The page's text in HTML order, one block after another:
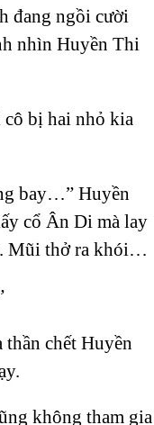
đang ngồi cười
nhìn Huyền Thi
bị hai nhỏ kia
bay…” Huyền
cổ Ân Di mà lay
Mũi thở ra khói…
chết Huyền
không tham gia